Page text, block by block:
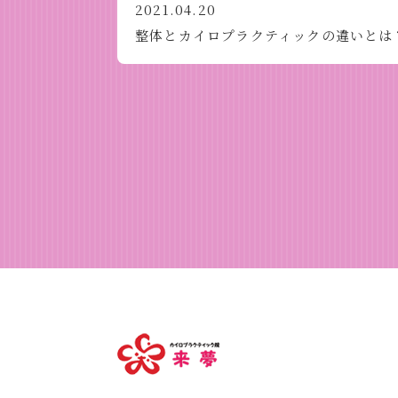
2021.04.20
整体とカイロプラクティックの違いとは